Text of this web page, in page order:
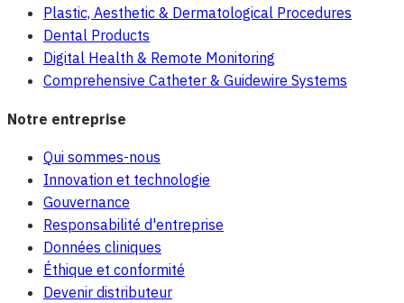
Plastic, Aesthetic & Dermatological Procedures
Dental Products
Digital Health & Remote Monitoring
Comprehensive Catheter & Guidewire Systems
Notre entreprise
Qui sommes-nous
Innovation et technologie
Gouvernance
Responsabilité d'entreprise
Données cliniques
Éthique et conformité
Devenir distributeur